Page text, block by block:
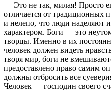
— Это не так, милая! Просто
отличается от традиционных
и нелепо, что люди наделяют
характером. Боги — это
творцы. Именно в их
человек должен видеть
творя мир, боги не
предоставлено право самим
должны отбросить все
Человек — господин своего